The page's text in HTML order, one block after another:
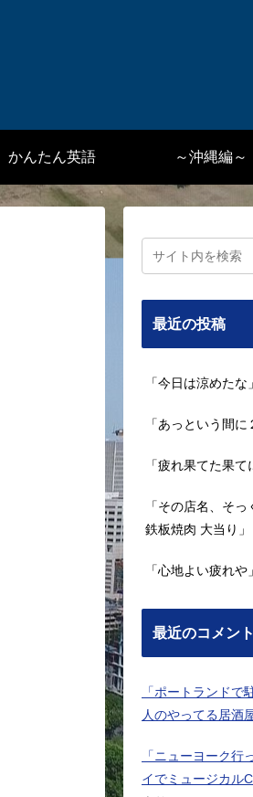
かんたん英語 ～沖縄編～
最近の投稿
「今日は涼めたな」
「あっという間に
「疲れ果てた果て
「その店名、そ
鉄板焼肉 大当り」
「心地よい疲れや」
最近のコメント
「ポートランドで
人のやってる居酒
「ニューヨーク行
イでミュージカル